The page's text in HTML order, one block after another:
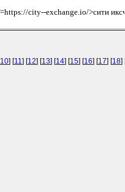
city--exchange.io/>сити
10] [11] [12] [13] [14] [15] [16] [17] [18]